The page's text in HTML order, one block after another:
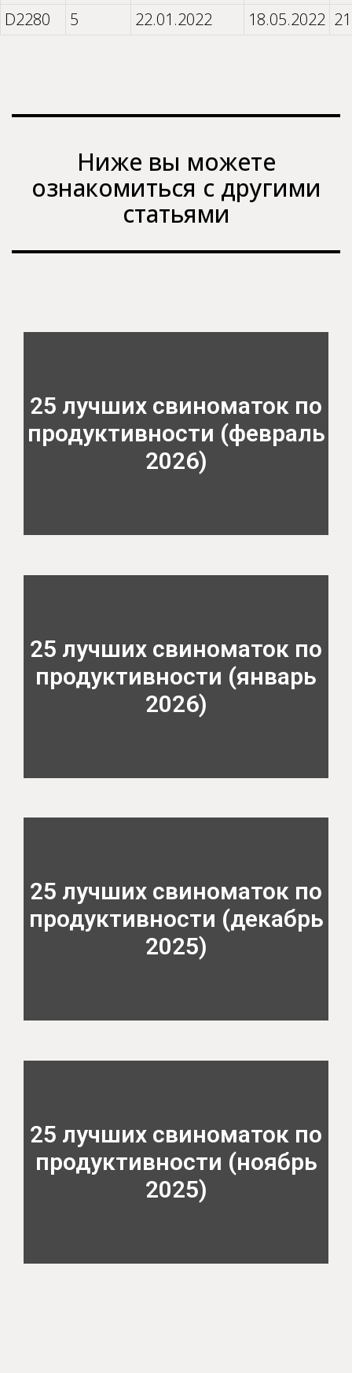
D2280
5 22.01.2022 18.05.2022 21
Ниже вы можете
ознакомиться с другими
статьями
25 лучших свиноматок по
продуктивности (февраль
2026)
25 лучших свиноматок по
продуктивности (январь
2026)
25 лучших свиноматок по
продуктивности (декабрь
2025)
25 лучших свиноматок по
продуктивности (ноябрь
2025)